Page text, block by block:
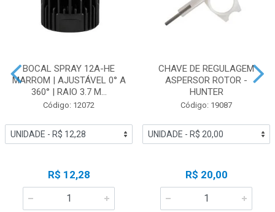
BOCAL SPRAY 12A-HE
MARROM | AJUSTÁVEL 0° A
360° | RAIO 3.7 M...
Código: 12072
R$ 12,28
CHAVE DE REGULAGEM
ASPERSOR ROTOR -
HUNTER
Código: 19087
R$ 20,00